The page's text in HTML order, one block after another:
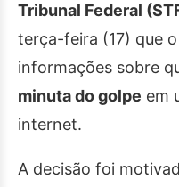
Tribunal Federal
terça-feira (17) que o
informações sobre
minuta do golpe em
internet.
A decisão foi